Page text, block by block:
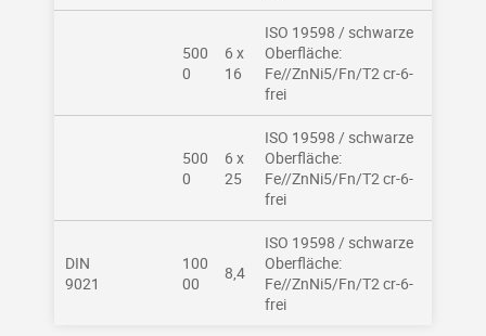
500
0
6 x
16
ISO 19598 / schwarze
Oberfläche:
Fe//ZnNi5/Fn/T2 cr-6-
frei
500
0
6 x
25
ISO 19598 / schwarze
Oberfläche:
Fe//ZnNi5/Fn/T2 cr-6-
frei
DIN
9021
100
00
8,4
ISO 19598 / schwarze
Oberfläche:
Fe//ZnNi5/Fn/T2 cr-6-
frei